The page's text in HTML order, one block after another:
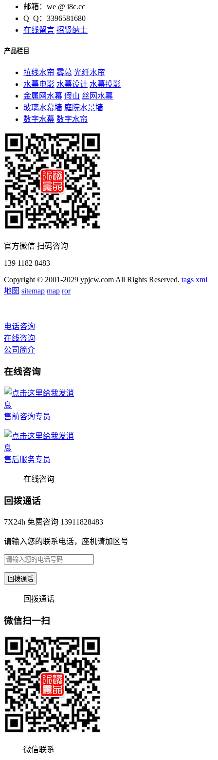
邮箱：we @ i8c.cc
Q Q：3396581680
在线留言 招贤纳士
产品栏目
拉线水帘 雾幕 光纤水帘
水幕电影 水幕设计 水幕投影
金属网水幕 假山 丝网水幕
玻璃水幕墙 庭院水景墙
数字水幕 数字水帘
官方微信 扫码咨询
139 1182 8483
Copyright © 2001-2029 ypjcw.com All Rights Reserved. tags xml
地图 sitemap map ror
电话咨询
在线咨询
公司简介
在线咨询
售前咨询专员
售后服务专员
在线咨询
回拨通话
7X24h 免费咨询 13911828483
请输入您的联系电话，座机请加区号
回拨通话
回拨通话
微信扫一扫
微信联系